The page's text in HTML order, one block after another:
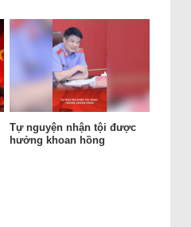
Tự nguyện nhận tội được
hưởng khoan hồng